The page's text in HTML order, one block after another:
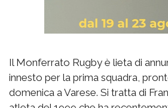
Il Monferrato Rugby è lieta di
innesto per la prima squadra,
domenica a Varese. Si tratta di